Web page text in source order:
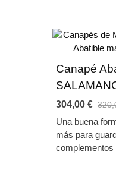
Canapé
304,00 €
Una buena
más para
complementos